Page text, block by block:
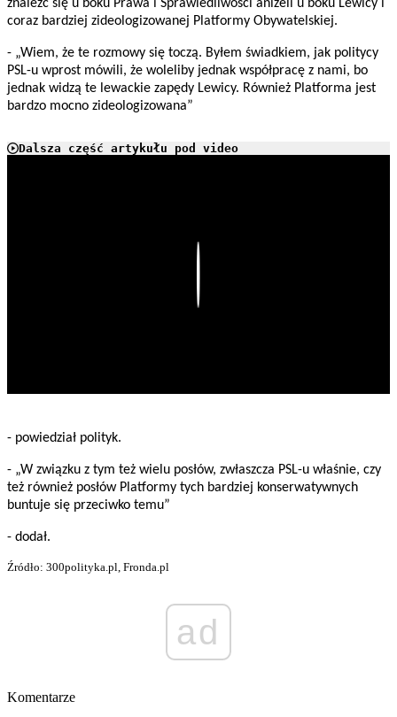
znaleźć się u boku Prawa i Sprawiedliwości aniżeli u boku Lewicy i
coraz bardziej zideologizowanej Platformy Obywatelskiej.
- „Wiem, że te rozmowy się toczą. Byłem świadkiem, jak politycy
PSL-u wprost mówili, że woleliby jednak współpracę z nami, bo
jednak widzą te lewackie zapędy Lewicy. Również Platforma jest
bardzo mocno zideologizowana”
Dalsza część artykułu pod video
- powiedział polityk.
- „W związku z tym też wielu posłów, zwłaszcza PSL-u właśnie, czy
też również posłów Platformy tych bardziej konserwatywnych
buntuje się przeciwko temu”
- dodał.
Źródło: 300polityka.pl, Fronda.pl
ad
Komentarze